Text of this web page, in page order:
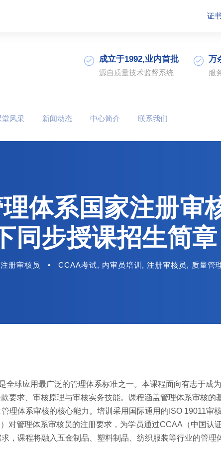
证
成立于1992,业内首批
源自质量技术监督系统
万
服
堂风采 新闻动态 中心简介 联系我们
体系国家注册审
同步授课招生简章
注册审核员 • CCAA考试, 内审员培训 , 注册审核员, 质量管
全球应用最广泛的管理体系标准之一。本课程面向有志于成为
要求、审核原理与审核实务技能。课程涵盖管理体系审核的
理体系审核的核心能力。培训采用国际通用的ISO 19011审
对管理体系审核员的注册要求，为学员通过CCAA（中国认
，课程将融入五金制品、塑料制品、纺织服装等行业的管理